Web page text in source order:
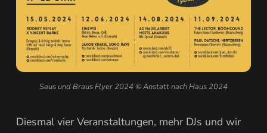
Saus und Braus Flyer 2024 © Anstatt nach Haus 2024
Diesmal vier Veranstaltungen, mehr DJs und wir